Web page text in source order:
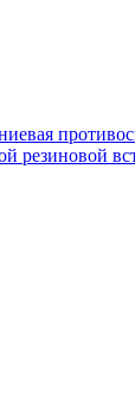
резиновой